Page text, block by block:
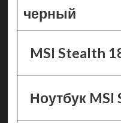
черный
MSI Stealth
Ноутбук MSI